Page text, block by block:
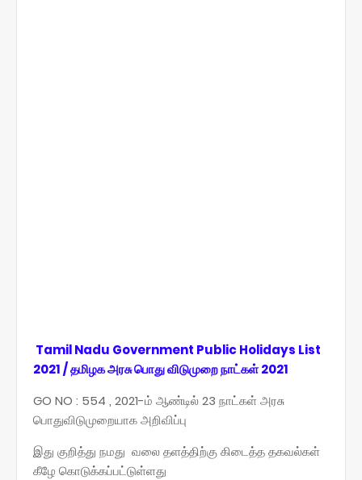
Tamil Nadu Government Public Holidays List
2021 / தமிழக அரசு பொது விடுமுறை நாட்கள் 2021
GO NO : 554 , 2021-ம் ஆண்டில் 23 நாட்கள் அரசு
பொதுவிடுமுறையாக அறிவிப்பு
இது குறித்து நமது வலை தளத்திற்கு கிடைத்த தகவல்கள்
கீழே கொடுக்கப்பட்டுள்ளது